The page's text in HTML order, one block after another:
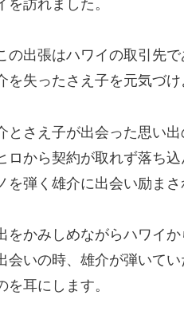
を訪れました。
の出張はハワイの取引先
を失ったさえ子を元気づけ
とさえ子が出会った思い出
ロから契約が取れず落ち
を弾く雄介に出会い励まさ
をかみしめながらハワイ
会いの時、雄介が弾いてい
を耳にします。